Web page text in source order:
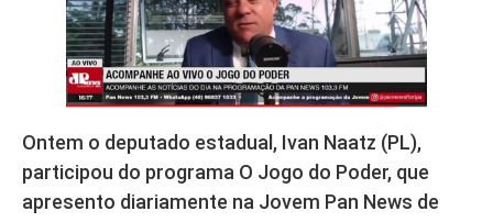
Ontem o deputado estadual, Ivan Naatz (PL),
participou do programa O Jogo do Poder, que
apresento diariamente na Jovem Pan News de